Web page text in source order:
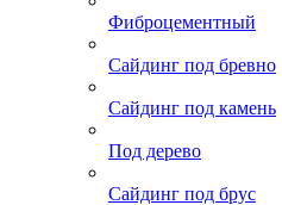
Фиброцементный
Сайдинг под бревно
Сайдинг под камень
Под дерево
Сайдинг под брус